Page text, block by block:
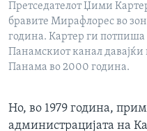
Претседателот Џими
бравите Мирафлорес во
година. Картер ги потпиша
Панамскиот канал давајќи
Панама во 2000 година.
Но, во 1979 година,
администрацијата на